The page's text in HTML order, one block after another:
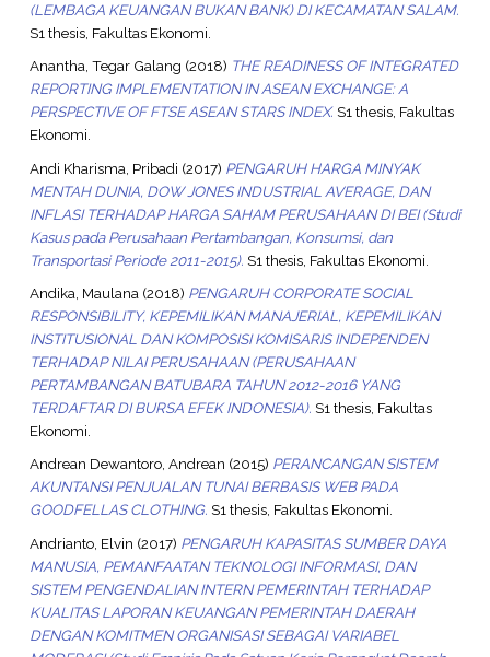
(LEMBAGA KEUANGAN BUKAN BANK) DI KECAMATAN SALAM.
S1 thesis, Fakultas Ekonomi.
Anantha, Tegar Galang (2018) THE READINESS OF INTEGRATED
REPORTING IMPLEMENTATION IN ASEAN EXCHANGE: A
PERSPECTIVE OF FTSE ASEAN STARS INDEX.S1 thesis, Fakultas
Ekonomi.
Andi Kharisma, Pribadi (2017) PENGARUH HARGA MINYAK
MENTAH DUNIA, DOW JONES INDUSTRIAL AVERAGE, DAN
INFLASI TERHADAP HARGA SAHAM PERUSAHAAN DI BEI (Studi
Kasus pada Perusahaan Pertambangan, Konsumsi, dan
Transportasi Periode 2011-2015). S1 thesis, Fakultas Ekonomi.
Andika, Maulana (2018) PENGARUH CORPORATE SOCIAL
RESPONSIBILITY, KEPEMILIKAN MANAJERIAL, KEPEMILIKAN
INSTITUSIONAL DAN KOMPOSISI KOMISARIS INDEPENDEN
TERHADAP NILAI PERUSAHAAN (PERUSAHAAN
PERTAMBANGAN BATUBARA TAHUN 2012-2016 YANG
TERDAFTAR DI BURSA EFEK INDONESIA). S1 thesis, Fakultas
Ekonomi.
Andrean Dewantoro, Andrean (2015) PERANCANGAN SISTEM
AKUNTANSI PENJUALAN TUNAI BERBASIS WEB PADA
GOODFELLAS CLOTHING. S1 thesis, Fakultas Ekonomi.
Andrianto, Elvin (2017) PENGARUH KAPASITAS SUMBER DAYA
MANUSIA, PEMANFAATAN TEKNOLOGI INFORMASI, DAN
SISTEM PENGENDALIAN INTERN PEMERINTAH TERHADAP
KUALITAS LAPORAN KEUANGAN PEMERINTAH DAERAH
DENGAN KOMITMEN ORGANISASI SEBAGAI VARIABEL